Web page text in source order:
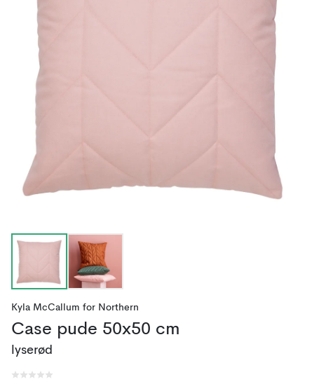
Kyla McCallum for Northern
Case pude 50x50 cm
lyserød